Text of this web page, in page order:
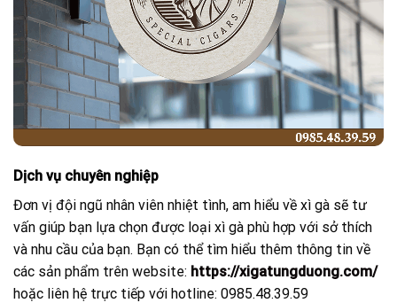
Dịch vụ chuyên nghiệp
Đơn vị đội ngũ nhân viên nhiệt tình, am hiểu về xì gà sẽ tư
vấn giúp bạn lựa chọn được loại xì gà phù hợp với sở thích
và nhu cầu của bạn. Bạn có thể tìm hiểu thêm thông tin về
các sản phẩm trên website: https://xigatungduong.com/
hoặc liên hệ trực tiếp với hotline: 0985.48.39.59